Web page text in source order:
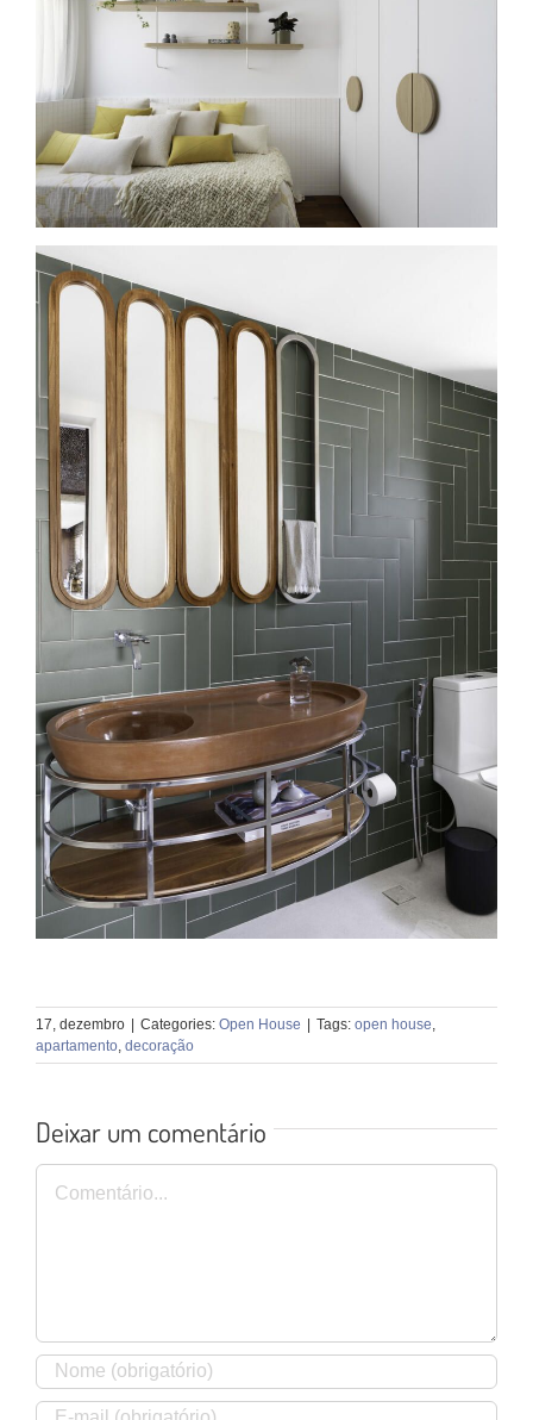
17, dezembro | Categories: Open House | Tags: open house
apartamento decoração
Deixar um comentário
Comentário